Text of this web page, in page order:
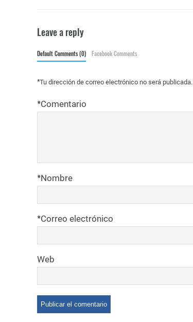
Leave a reply
Default Comments (0) Facebook Comments
Tu dirección de correo electrónico no será publicada.
*
Comentario
*
Nombre
*
Correo electrónico
*
Web